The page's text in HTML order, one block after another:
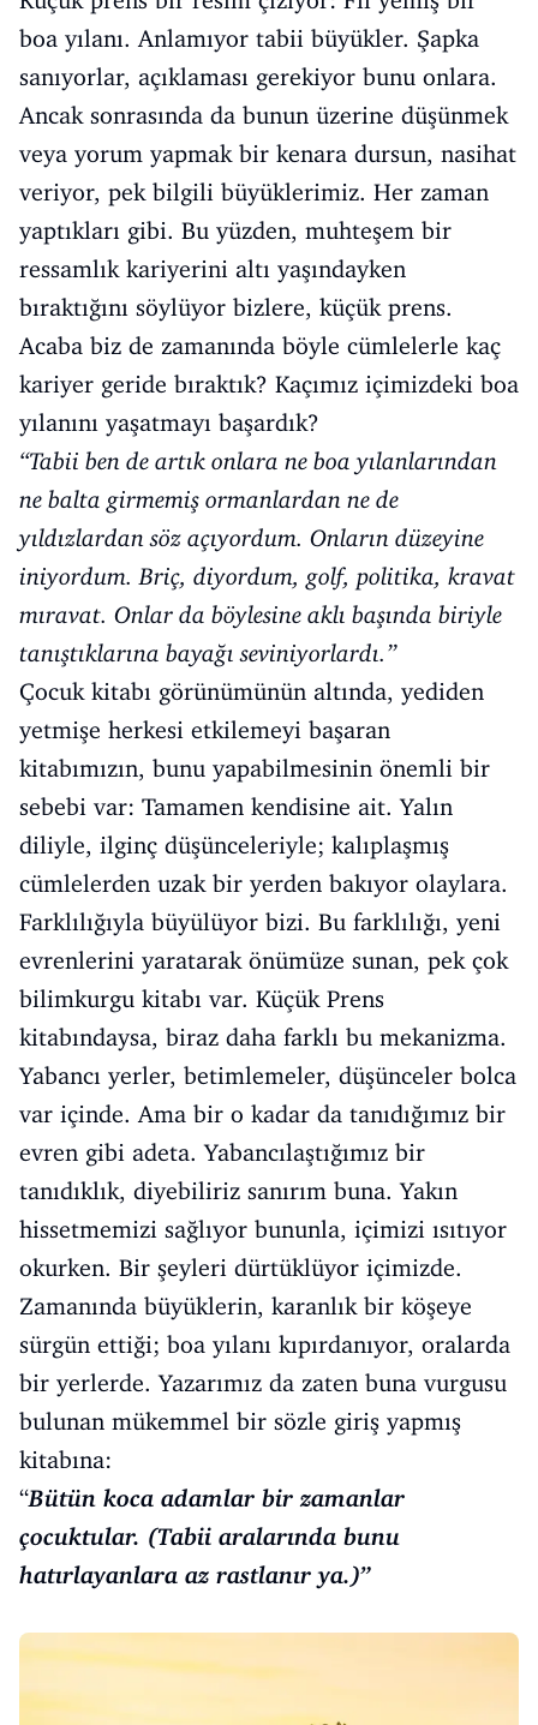
boa yılanı. Anlamıyor tabii büyükler. Şapka
sanıyorlar, açıklaması gerekiyor bunu onlara.
Ancak sonrasında da bunun üzerine düşünmek
veya yorum yapmak bir kenara dursun, nasihat
veriyor, pek bilgili büyüklerimiz. Her zaman
yaptıkları gibi. Bu yüzden, muhteşem bir
ressamlık kariyerini altı yaşındayken
bıraktığını söylüyor bizlere, küçük prens.
Acaba biz de zamanında böyle cümlelerle kaç
kariyer geride bıraktık? Kaçımız içimizdeki boa
yılanını yaşatmayı başardık?
“Tabii ben de artık onlara ne boa yılanlarından
ne balta girmemiş ormanlardan ne de
yıldızlardan söz açıyordum. Onların düzeyine
iniyordum. Briç, diyordum, golf, politika, kravat
mıravat. Onlar da böylesine aklı başında biriyle
tanıştıklarına bayağı seviniyorlardı.”
Çocuk kitabı görünümünün altında, yediden
yetmişe herkesi etkilemeyi başaran
kitabımızın, bunu yapabilmesinin önemli bir
sebebi var: Tamamen kendisine ait. Yalın
diliyle, ilginç düşünceleriyle; kalıplaşmış
cümlelerden uzak bir yerden bakıyor olaylara.
Farklılığıyla büyülüyor bizi. Bu farklılığı, yeni
evrenlerini yaratarak önümüze sunan, pek çok
bilimkurgu kitabı var. Küçük Prens
kitabındaysa, biraz daha farklı bu mekanizma.
Yabancı yerler, betimlemeler, düşünceler bolca
var içinde. Ama bir o kadar da tanıdığımız bir
evren gibi adeta. Yabancılaştığımız bir
tanıdıklık, diyebiliriz sanırım buna. Yakın
hissetmemizi sağlıyor bununla, içimizi ısıtıyor
okurken. Bir şeyleri dürtüklüyor içimizde.
Zamanında büyüklerin, karanlık bir köşeye
sürgün ettiği; boa yılanı kıpırdanıyor, oralarda
bir yerlerde. Yazarımız da zaten buna vurgusu
bulunan mükemmel bir sözle giriş yapmış
kitabına:
“Bütün koca adamlar bir zamanlar
çocuktular. (Tabii aralarında bunu
hatırlayanlara az rastlanır ya.)”